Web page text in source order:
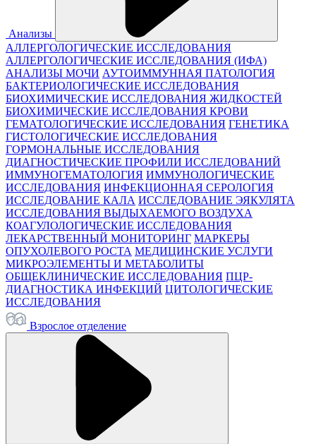
Анализы
АЛЛЕРГОЛОГИЧЕСКИЕ ИССЛЕДОВАНИЯ
АЛЛЕРГОЛОГИЧЕСКИЕ ИССЛЕДОВАНИЯ (ИФА)
АНАЛИЗЫ МОЧИ АУТОИММУННАЯ ПАТОЛОГИЯ
БАКТЕРИОЛОГИЧЕСКИЕ ИССЛЕДОВАНИЯ
БИОХИМИЧЕСКИЕ ИССЛЕДОВАНИЯ ЖИДКОСТЕЙ
БИОХИМИЧЕСКИЕ ИССЛЕДОВАНИЯ КРОВИ
ГЕМАТОЛОГИЧЕСКИЕ ИССЛЕДОВАНИЯ ГЕНЕТИКА
ГИСТОЛОГИЧЕСКИЕ ИССЛЕДОВАНИЯ
ГОРМОНАЛЬНЫЕ ИССЛЕДОВАНИЯ
ДИАГНОСТИЧЕСКИЕ ПРОФИЛИ ИССЛЕДОВАНИЙ
ИММУНОГЕМАТОЛОГИЯ ИММУНОЛОГИЧЕСКИЕ
ИССЛЕДОВАНИЯ ИНФЕКЦИОННАЯ СЕРОЛОГИЯ
ИССЛЕДОВАНИЕ КАЛА ИССЛЕДОВАНИЕ ЭЯКУЛЯТА
ИССЛЕДОВАНИЯ ВЫДЫХАЕМОГО ВОЗДУХА
КОАГУЛОЛОГИЧЕСКИЕ ИССЛЕДОВАНИЯ
ЛЕКАРСТВЕННЫЙ МОНИТОРИНГ МАРКЕРЫ
ОПУХОЛЕВОГО РОСТА МЕДИЦИНСКИЕ УСЛУГИ
МИКРОЭЛЕМЕНТЫ И МЕТАБОЛИТЫ
ОБЩЕКЛИНИЧЕСКИЕ ИССЛЕДОВАНИЯ ПЦР-
ДИАГНОСТИКА ИНФЕКЦИЙ ЦИТОЛОГИЧЕСКИЕ
ИССЛЕДОВАНИЯ
Взрослое отделение